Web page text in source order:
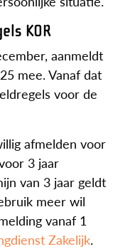
KOR
aanmeldt
mee. Vanaf dat
voor de
afmelden voor
3 jaar
van 3 jaar geldt
meer wil
vanaf 1
Zakelijk.